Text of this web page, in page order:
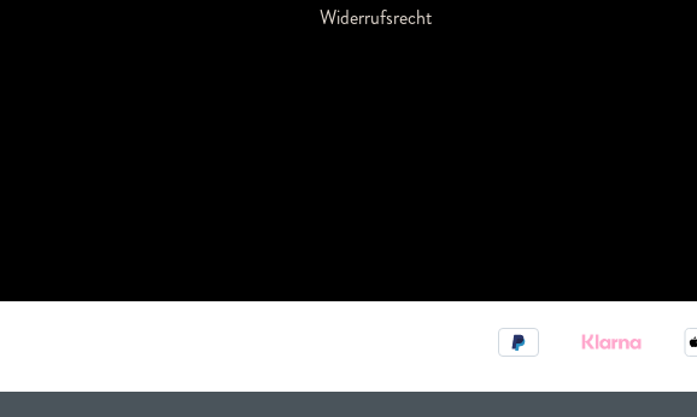
Widerrufsrecht